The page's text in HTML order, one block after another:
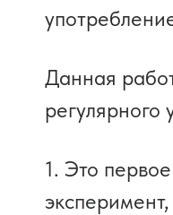
Данная
регулярного
1. Это